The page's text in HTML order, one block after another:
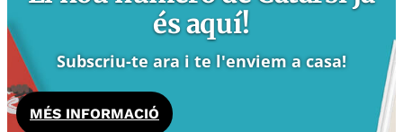
és aquí!
Subscriu-te ara i te l'enviem a casa!
MÉS INFORMACIÓ